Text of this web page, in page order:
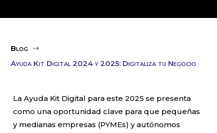
Blog $
Ayuda Kit Digital 2024 y 2025: Digitaliza tu Negocio
La Ayuda Kit Digital para este 2025 se presenta
como una oportunidad clave para que pequeñas
y medianas empresas (PYMEs) y autónomos